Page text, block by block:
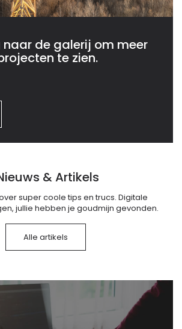
naar de galerij om meer
te zien.
& Artikels
super coole tips en trucs. Digitale
jullie hebben je goudmijn gevonden.
Alle artikels